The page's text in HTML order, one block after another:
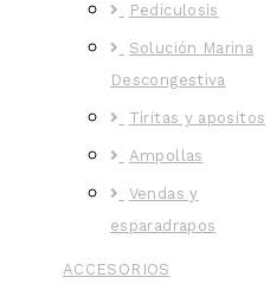
Pediculosis
Solución Marina
Descongestiva
Tiritas y apositos
Ampollas
Vendas y
esparadrapos
ACCESORIOS